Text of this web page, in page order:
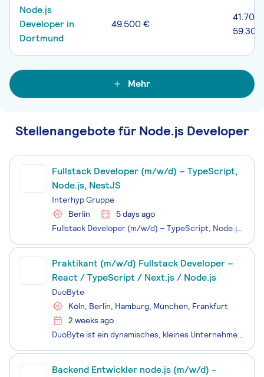
Node.js
Developer in
Dortmund
49.500 €
Mehr
Stellenangebote für Node.js Developer
Fullstack Developer (m/w/d) – TypeScript,
Node.js, NestJS
Interhyp Gruppe
Berlin
5 days ago
Fullstack Developer (m/w/d) – TypeScript, Node.js, NestJS Unser Antrieb ist es, Träume zu erfüllen. Für unsere Kund*innen den vom eigenen Zuhause und für unsere Mitarbei­tenden den Traum vom beruflichen Zuhause. Genau diese Leidenschaft hat uns zum größten Vermittler von privaten Bau­finan­zierungen
Praktikant (m/w/d) Fullstack Developer –
React / TypeScript / Next.js / Node.js
DuoByte
Köln, Berlin, Hamburg, München, Frankfurt
2 weeks ago
DuoByte ist ein dynamisches, kleines Unternehmen im Bereich IT & Tech, das sich auf innovative Softwarelösungen spezialisiert hat. Wir arbeiten mit modernsten Technologien wie React, TypeScript, Next.js und Node.js, um maßgeschneiderte digitale Produkte zu entwickeln. Unser Team legt großen Wert auf
Backend Entwickler node.js (m/w/d) -